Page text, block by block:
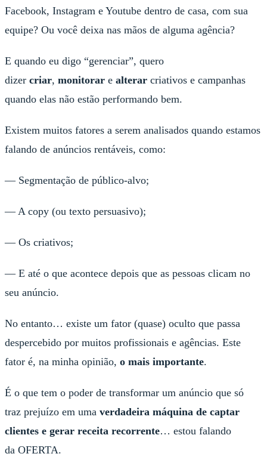
Facebook, Instagram e Youtube dentro de casa, com sua
equipe? Ou você deixa nas mãos de alguma agência?
E quando eu digo “gerenciar”, quero
dizer criar, monitorar e alterar criativos e campanhas
quando elas não estão performando bem.
Existem muitos fatores a serem analisados quando estamos
falando de anúncios rentáveis, como:
— Segmentação de público-alvo;
— A copy (ou texto persuasivo);
— Os criativos;
— E até o que acontece depois que as pessoas clicam no
seu anúncio.
No entanto… existe um fator (quase) oculto que passa
despercebido por muitos profissionais e agências. Este
fator é, na minha opinião, o mais importante.
É o que tem o poder de transformar um anúncio que só
traz prejuízo em uma verdadeira máquina de captar
clientes e gerar receita recorrente… estou falando
da OFERTA.